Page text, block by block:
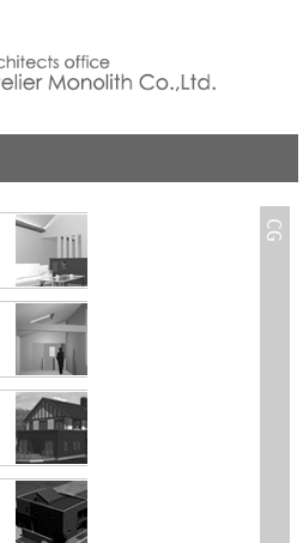
CG